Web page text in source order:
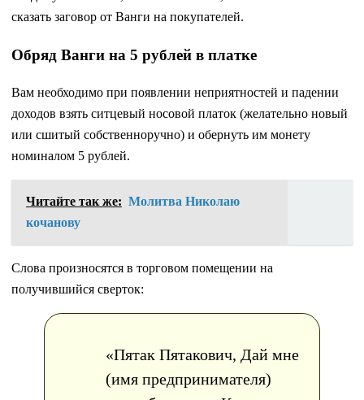
сказать заговор от Ванги на покупателей.
Обряд Ванги на 5 рублей в платке
Вам необходимо при появлении неприятностей и падении
доходов взять ситцевый носовой платок (желательно новый
или сшитый собственноручно) и обернуть им монету
номиналом 5 рублей.
Читайте так же: Молитва Николаю
кочанову
Слова произносятся в торговом помещении на
получившийся сверток:
«Пятак Пятакович, Дай мне
(имя предпринимателя)